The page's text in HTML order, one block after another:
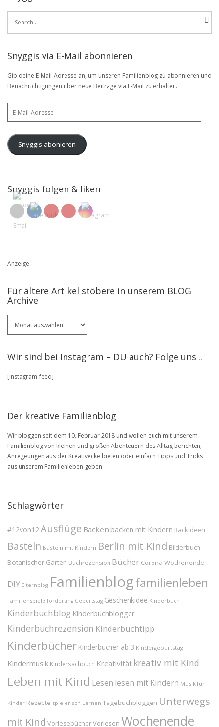
Search
Snyggis via E-Mail abonnieren
Gib deine E-Mail-Adresse an, um unseren Familienblog zu abonnieren und
Benachrichtigungen über neue Beiträge via E-Mail zu erhalten.
Snyggis abonieren
Snyggis folgen & liken
Anzeige
Für ältere Artikel stöbere in unserem BLOG
Archive
ältere
in
BLOG
Wir sind bei Instagram – DU auch? Folge uns ..
[instagram-feed]
Der kreative Familienblog
Wir bloggen seit dem 10. Februar 2018 und wollen euch mit unserem
Familienblog von kleinen und großen Abenteuern des Alltag berichten,
Anregeungen aus der Kreativecke bieten oder einfach Tipps und Tricks
aus unserem Familienleben geben.
Schlagwörter
#12von12 Ausflüge Backen backen mit Kindern Backideen
Basteln Basteln mit Kindern Berlin mit Kind Bilderbuch
Botanischer Garten Buchrezension Bücher Corona Wochenende
DIY Elternblog Familienblogfamilienleben
Familienspiele förderung Geburtstag Geschenkidee Kinderbuch
Kinderbuchblog Kinderbuchblogger
Kinderbuchrezension Kinderbuchtipp
Kinderbücher Kinderbücher ab 3 Kindergeburtstag
Kindermusik Kindersachbuch Kreativität kreativ mit Kind
Leben mit Kind Lesen lesen mit Kindern Musik für
Kinder Rezepte spielerisch Lernen Tagebuchbloggen Unterwegs
mit Kind VorlesebücherVorlesen Wochenende